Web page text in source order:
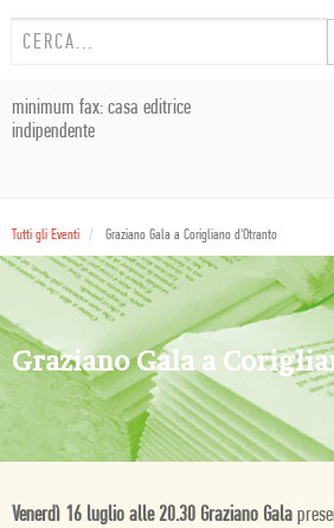
minimum fax: casa editrice
indipendente
Tutti gli Eventi Graziano Gala a Corigliano d'Otranto
Graziano Gala a
Venerdì 16 luglio alle 20.30 Graziano Gala